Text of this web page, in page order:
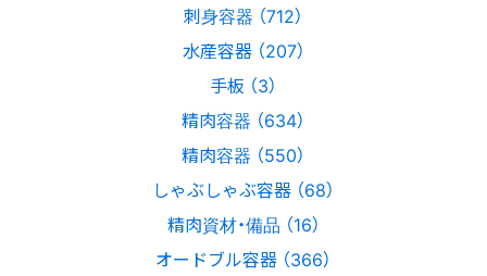
刺身容器 （712）
水産容器 （207）
手板 （3）
精肉容器 （634）
精肉容器 （550）
しゃぶしゃぶ容器 （68）
精肉資材・備品 （16）
オードブル容器 （366）